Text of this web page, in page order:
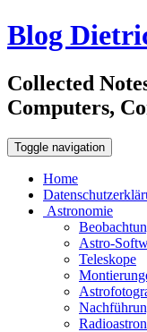
Blog
Collected
Computers,
Toggle navigation
Home
Astronomie
Astro-
Teleskope